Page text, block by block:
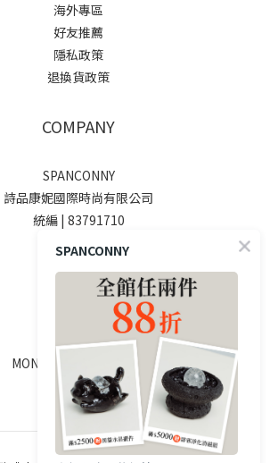
海外專區
好友推薦
隱私政策
退換貨政策
COMPANY
SPANCONNY
詩品康妮國際時尚有限公司
統編 | 83791710
SOCIALS
線上客服
MON - FRI / 9:00 - 18:00
SPANCONNY